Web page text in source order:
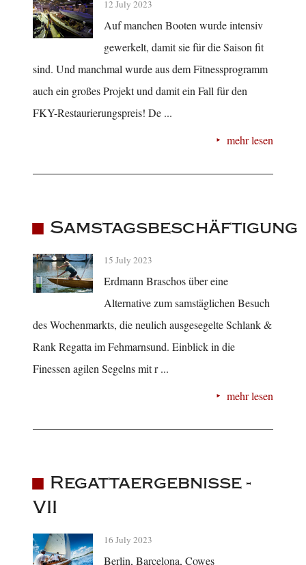
12 July 2023
Auf manchen Booten wurde intensiv
gewerkelt, damit sie für die Saison fit
sind. Und manchmal wurde aus dem Fitnessprogramm
auch ein großes Projekt und damit ein Fall für den
FKY-Restaurierungspreis! De ...
mehr lesen
Samstagsbeschäftigung
15 July 2023
Erdmann Braschos über eine
Alternative zum samstäglichen Besuch
des Wochenmarkts, die neulich ausgesegelte Schlank &
Rank Regatta im Fehmarnsund. Einblick in die
Finessen agilen Segelns mit r ...
mehr lesen
Regattaergebnisse -
VII
16 July 2023
Berlin, Barcelona, Cowes